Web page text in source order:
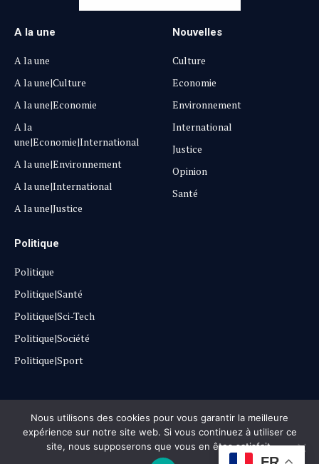
A la une
A la une
A la une|Culture
A la une|Economie
A la
une|Economie|International
A la une|Environnement
A la une|International
A la une|Justice
Nouvelles
Culture
Economie
Environnement
International
Justice
Opinion
Santé
Politique
Politique
Politique|Santé
Politique|Sci-Tech
Politique|Société
Politique|Sport
Copyright © 2025Lehautpanel
Confidentialité Contact Don
Nous utilisons des cookies pour vous garantir la meilleure
expérience sur notre site web. Si vous continuez à utiliser ce
site, nous supposerons que vous en êtes satisfait.